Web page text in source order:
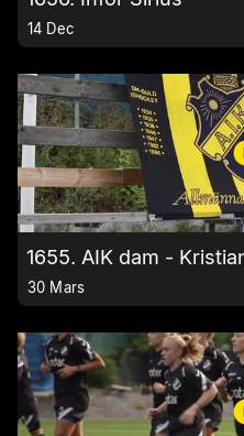
14 Dec
1655. AIK dam -
30 Mars